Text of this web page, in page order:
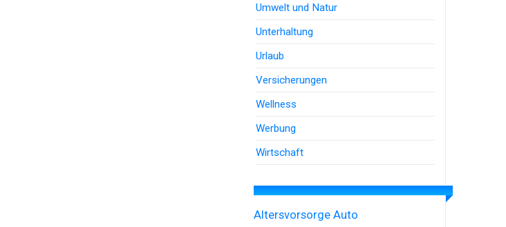
Umwelt und Natur
Unterhaltung
Urlaub
Versicherungen
Wellness
Werbung
Wirtschaft
Altersvorsorge Auto